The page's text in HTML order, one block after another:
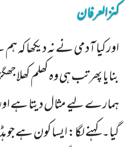
کنزالعرفان
اور کیا آدمی نے نہ دیکھا
بنایا پھر تب ہی وہ کھلم
ہمارے لیے مثال دیتا ہے
گیا۔ کہنے لگا: ایسا کون ہے